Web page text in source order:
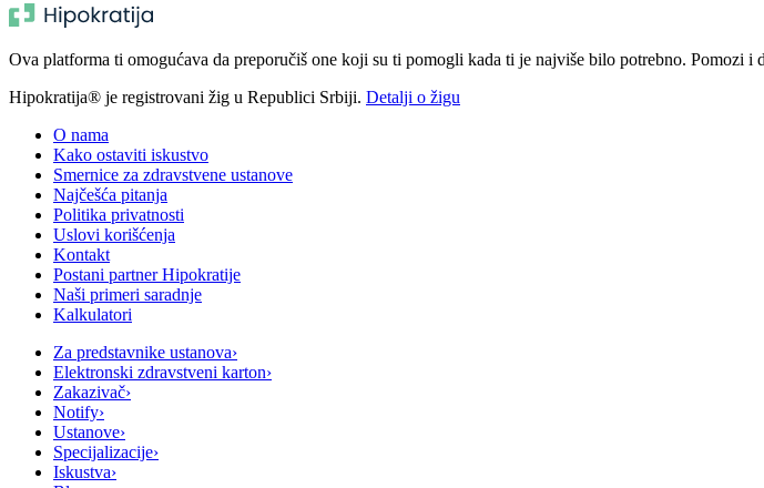
Ova platforma ti omogućava da preporučiš one koji su ti pomogli kada ti je najviše bilo potrebno. Pomozi
Hipokratija® je registrovani žig u Republici Srbiji. Detalji o žigu
O nama
Kako ostaviti iskustvo
Smernice za zdravstvene ustanove
Najčešća pitanja
Politika privatnosti
Uslovi korišćenja
Kontakt
Postani partner Hipokratije
Naši primeri saradnje
Kalkulatori
Za predstavnike ustanova›
Elektronski zdravstveni karton›
Zakazivač›
Notify›
Ustanove›
Specijalizacije›
Iskustva›